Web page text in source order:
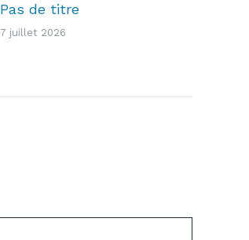
Pas de titre
7 juillet 2026